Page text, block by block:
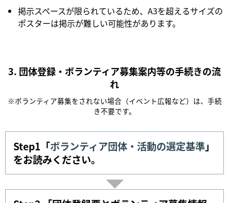
掲示スペースが限られているため、A3を超えるサイズの
ポスターは掲示が難しい可能性があります。
3. 団体登録・ボランティア募集案内等の手続きの流
れ
※ボランティア募集をされない場合（イベント広報など）は、手続
き不要です。
Step1「ボランティア団体・活動の選定基準」
をお読みください。